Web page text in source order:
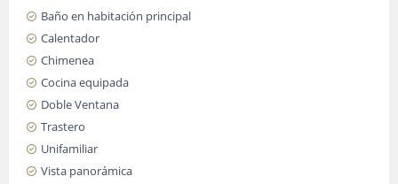
Baño en habitación principal
Calentador
Chimenea
Cocina equipada
Doble Ventana
Trastero
Unifamiliar
Vista panorámica